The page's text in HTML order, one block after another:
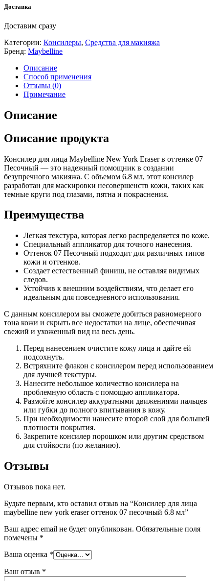
Доставка
Доставим сразу
Категории: Консилеры, Средства для макияжа
Бренд: Maybelline
Описание
Способ применения
Отзывы (0)
Примечание
Описание
Описание продукта
Консилер для лица Maybelline New York Eraser в оттенке 07
Песочный — это надежный помощник в создании
безупречного макияжа. С объемом 6.8 мл, этот консилер
разработан для маскировки несовершенств кожи, таких как
темные круги под глазами, пятна и покраснения.
Преимущества
Легкая текстура, которая легко распределяется по коже.
Специальный аппликатор для точного нанесения.
Оттенок 07 Песочный подходит для различных типов
кожи и оттенков.
Создает естественный финиш, не оставляя видимых
следов.
Устойчив к внешним воздействиям, что делает его
идеальным для повседневного использования.
С данным консилером вы сможете добиться равномерного
тона кожи и скрыть все недостатки на лице, обеспечивая
свежий и ухоженный вид на весь день.
Перед нанесением очистите кожу лица и дайте ей
подсохнуть.
Встряхните флакон с консилером перед использованием
для лучшей текстуры.
Нанесите небольшое количество консилера на
проблемную область с помощью аппликатора.
Размойте консилер аккуратными движениями пальцев
или губки до полного впитывания в кожу.
При необходимости нанесите второй слой для большей
плотности покрытия.
Закрепите консилер порошком или другим средством
для стойкости (по желанию).
Отзывы
Отзывов пока нет.
Будьте первым, кто оставил отзыв на “Консилер для лица
maybelline new york eraser оттенок 07 песочный 6.8 мл”
Ваш адрес email не будет опубликован. Обязательные поля
помечены *
Ваша оценка *
Ваш отзыв *